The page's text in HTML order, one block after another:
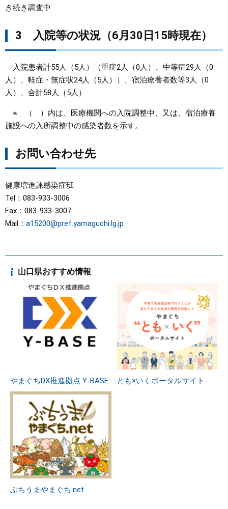
き続き調査中
3 入院等の状況（6月30日15時現在）
入院患者計55人（5人）（重症2人（0人）、中等症29人（0
人）、軽症・無症状24人（5人））、宿泊療養者数等3人（0
人）、合計58人（5人）
※ （ ）内は、医療機関への入院調整中、又は、宿泊療養
施設への入所調整中の感染者数を示す。
お問い合わせ先
健康増進課感染症班
Tel：083-933-3006
Fax：083-933-3007
Mail： a15200@pref.yamaguchi.lg.jp
山口県おすすめ情報
やまぐちDX推進拠点 Y-BASE とも×いくポータルサイト
ぶちうまやまぐち.net